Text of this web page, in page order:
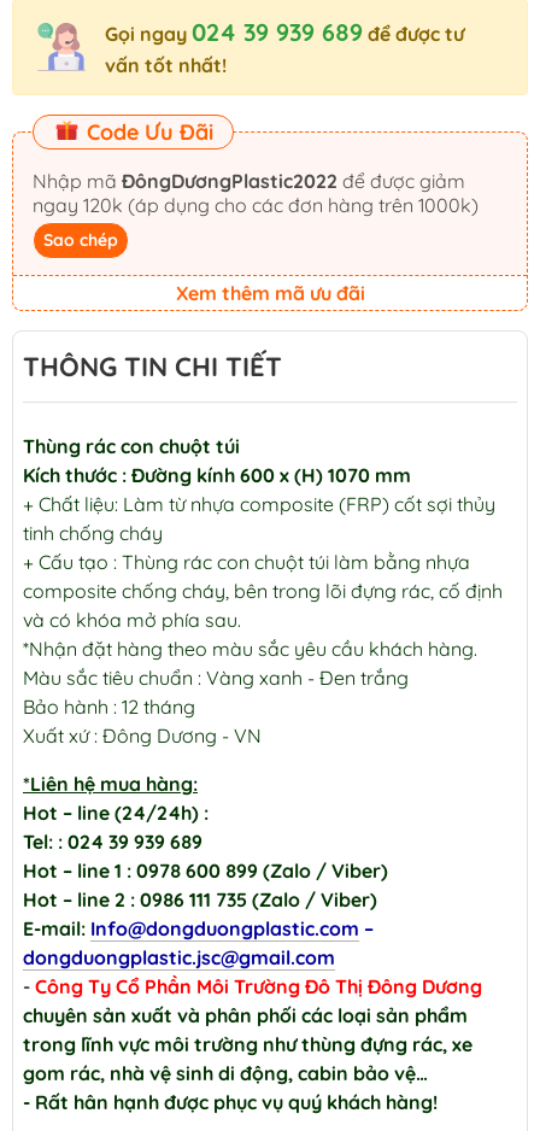
Gọi ngay 024 39 939 689 để được tư
vấn tốt nhất!
Code Ưu Đãi
Nhập mã ĐôngDươngPlastic2022
ngay 120k (áp dụng cho các đơn hàng trên 1000k)
Sao chép
Xem thêm mã ưu đãi
THÔNG TIN CHI TIẾT
Thùng rác con chuột túi
Kích thước : Đường kính 600 x (H) 1070 mm
+ Chất liệu: Làm từ nhựa composite (FRP) cốt sợi thủy
tinh chống cháy
+ Cấu tạo : Thùng rác con chuột túi làm bằng nhựa
composite chống cháy, bên trong lõi đựng rác, cố định
và có khóa mở phía sau.
*Nhận đặt hàng theo màu sắc yêu cầu khách hàng.
Màu sắc tiêu chuẩn : Vàng xanh - Đen trắng
Bảo hành : 12 tháng
Xuất xứ : Đông Dương - VN
*Liên hệ mua hàng:
Hot – line (24/24h) :
Tel: : 024 39 939 689
Hot – line 1 : 0978 600 899 (Zalo / Viber)
Hot – line 2 : 0986 111 735 (Zalo / Viber)
E-mail: Info@dongduongplastic.com –
dongduongplastic.jsc@gmail.com
- Công Ty Cổ Phần Môi Trường Đô Thị Đông Dương
chuyên sản xuất và phân phối các loại sản phẩm
trong lĩnh vực môi trường như thùng đựng rác, xe
gom rác, nhà vệ sinh di động, cabin bảo vệ…
- Rất hân hạnh được phục vụ quý khách hàng!